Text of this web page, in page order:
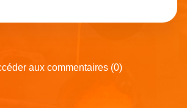
aux commentaires (0)